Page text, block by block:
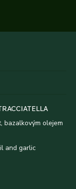
bazalkovým olejem
and garlic